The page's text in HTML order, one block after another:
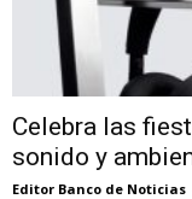
Celebra las
sonido y
Editor Banco de Noticias